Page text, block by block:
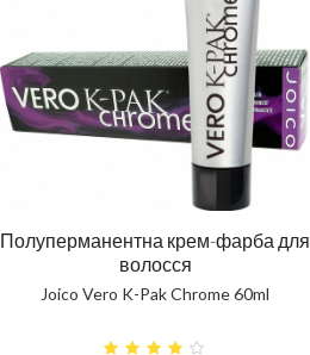
Полуперманентна крем-фарба для
волосся
Joico Vero K-Pak Chrome 60ml